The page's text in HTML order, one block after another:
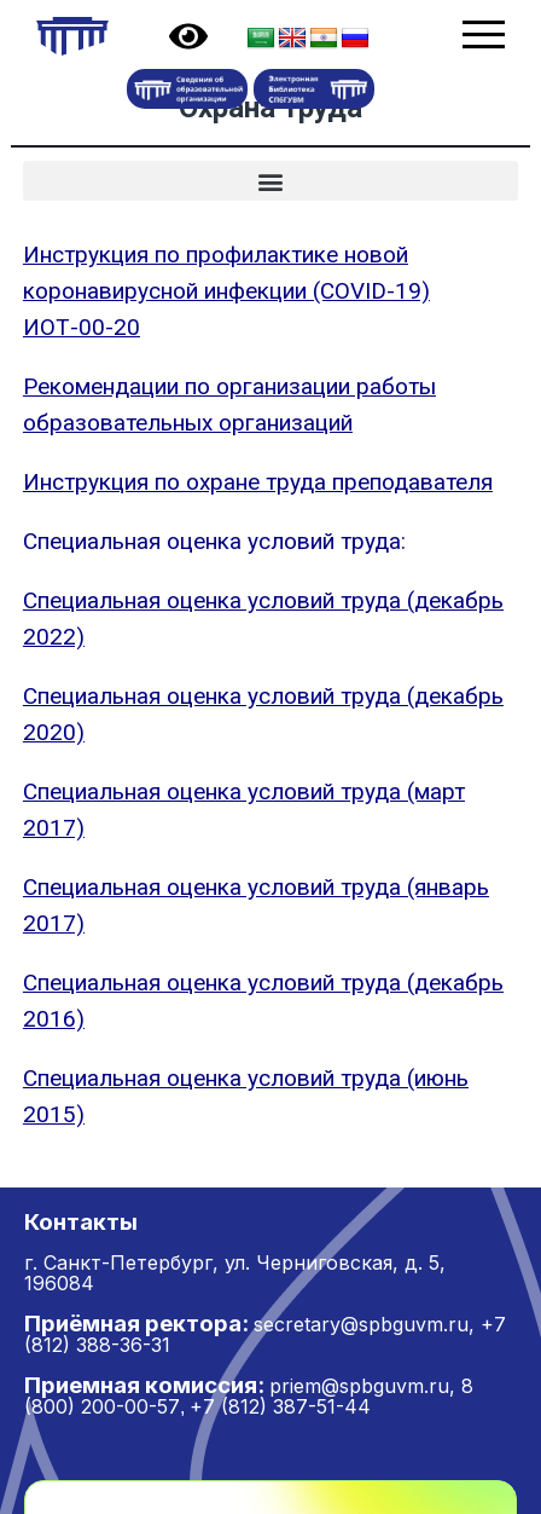
Охрана труда
Инструкция по профилактике новой
коронавирусной инфекции (COVID-19)
ИОТ-00-20
Рекомендации по организации работы
образовательных организаций
Инструкция по охране труда преподавателя
Специальная оценка условий труда:
Специальная оценка условий труда (декабрь
2022)
Специальная оценка условий труда (декабрь
2020)
Специальная оценка условий труда (март
2017)
Специальная оценка условий труда (январь
2017)
Специальная оценка условий труда (декабрь
2016)
Специальная оценка условий труда (июнь
2015)
Контакты
г. Санкт-Петербург, ул. Черниговская, д. 5,
196084
Приёмная ректора: secretary@spbguvm.ru, +7
(812) 388-36-31
Приемная комиссия: priem@spbguvm.ru, 8
(800) 200-00-57, +7 (812) 387-51-44